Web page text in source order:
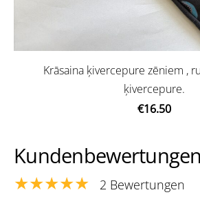
Krāsaina ķivercepure zēniem ,
ķivercepure.
€16.50
Kundenbewertungen
★★★★★ 2 Bewertungen